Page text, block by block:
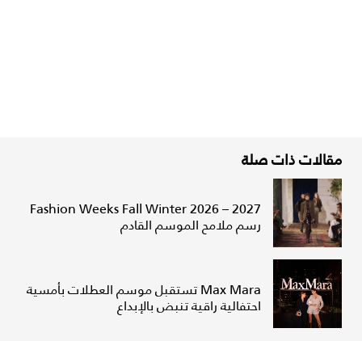
مقالات ذات صلة
Fashion Weeks Fall Winter 2026 – 2027
رسم ملامح الموسم القادم
Max Mara تستقبل موسم العطلات بأمسية
احتفالية راقية تنبض بالإبداع